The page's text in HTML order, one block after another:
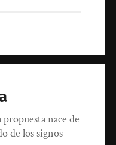
nace de
de los signos